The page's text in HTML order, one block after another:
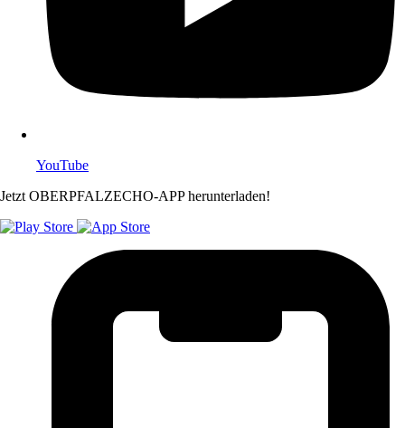
YouTube
Jetzt OBERPFALZECHO-APP herunterladen!